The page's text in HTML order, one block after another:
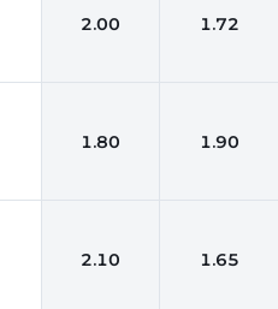
2.00 1.72
1.80 1.90
2.10 1.65